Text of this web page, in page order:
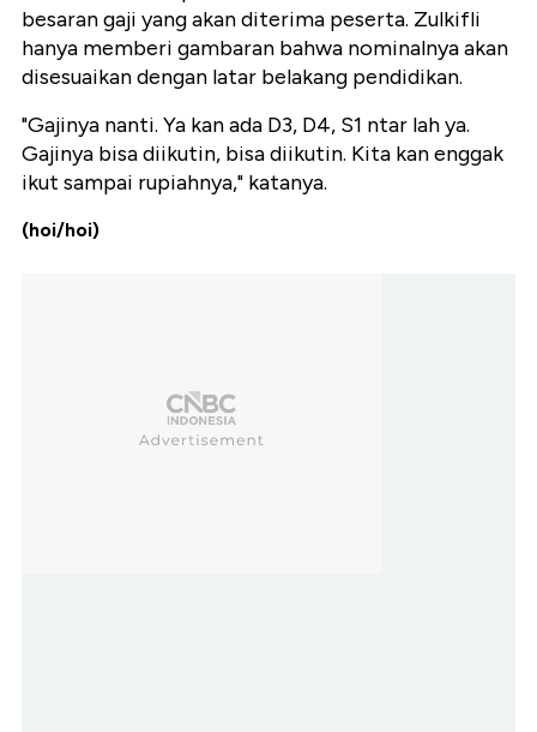
besaran gaji yang akan diterima peserta. Zulkifli
hanya memberi gambaran bahwa nominalnya akan
disesuaikan dengan latar belakang pendidikan.
"Gajinya nanti. Ya kan ada D3, D4, S1 ntar lah ya.
Gajinya bisa diikutin, bisa diikutin. Kita kan enggak
ikut sampai rupiahnya," katanya.
(hoi/hoi)